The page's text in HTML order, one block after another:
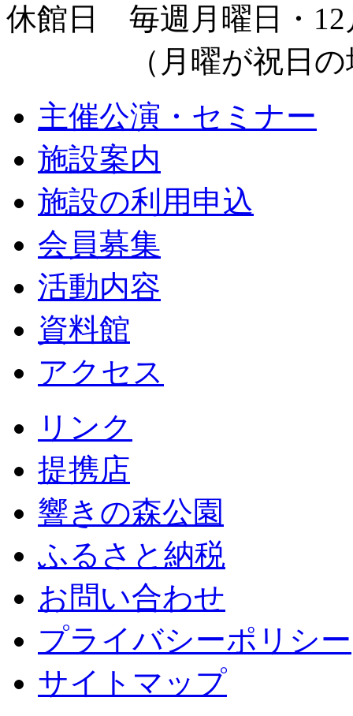
休館日 毎週月曜日・12
（月曜が祝日の場
主催公演・セミナー
施設案内
施設の利用申込
会員募集
活動内容
資料館
アクセス
リンク
提携店
響きの森公園
ふるさと納税
お問い合わせ
プライバシーポリシー
サイトマップ